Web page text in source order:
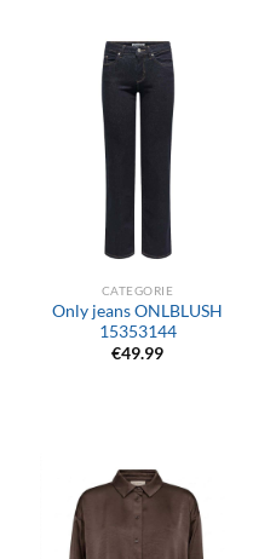
CATEGORIE
Only jeans ONLBLUSH
15353144
€49.99